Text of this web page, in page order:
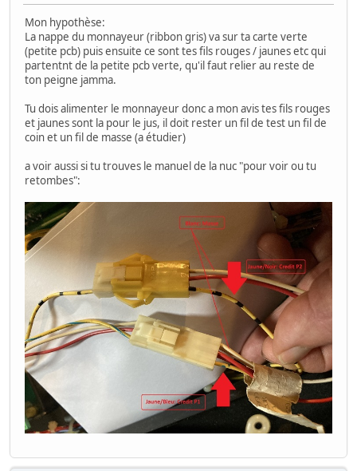
Mon hypothèse:
La nappe du monnayeur (ribbon gris) va sur ta carte verte
(petite pcb) puis ensuite ce sont tes fils rouges / jaunes etc qui
partentnt de la petite pcb verte, qu'il faut relier au reste de
ton peigne jamma.
Tu dois alimenter le monnayeur donc a mon avis tes fils rouges
et jaunes sont la pour le jus, il doit rester un fil de test un fil de
coin et un fil de masse (a étudier)
a voir aussi si tu trouves le manuel de la nuc "pour voir ou tu
retombes":